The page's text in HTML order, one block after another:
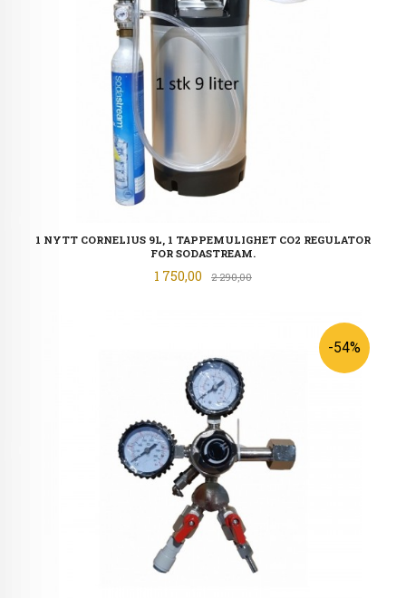
1 NYTT CORNELIUS 9L, 1 TAPPEMULIGHET CO2 REGULATOR
FOR SODASTREAM.
Tilbud
1 750,00 2 290,00Rabatt
-54%